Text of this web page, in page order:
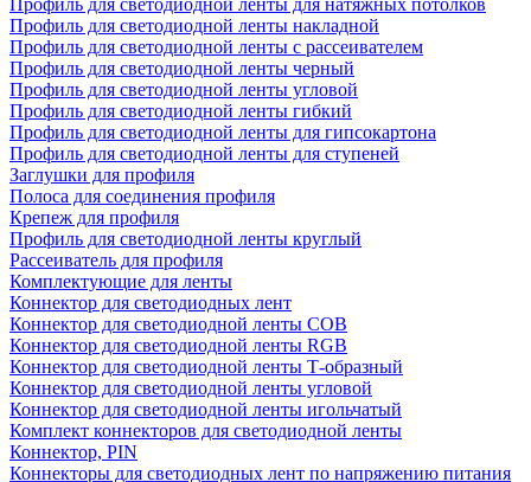
Профиль для светодиодной ленты для натяжных потолков
Профиль для светодиодной ленты накладной
Профиль для светодиодной ленты с рассеивателем
Профиль для светодиодной ленты черный
Профиль для светодиодной ленты угловой
Профиль для светодиодной ленты гибкий
Профиль для светодиодной ленты для гипсокартона
Профиль для светодиодной ленты для ступеней
Заглушки для профиля
Полоса для соединения профиля
Крепеж для профиля
Профиль для светодиодной ленты круглый
Рассеиватель для профиля
Комплектующие для ленты
Коннектор для светодиодных лент
Коннектор для светодиодной ленты COB
Коннектор для светодиодной ленты RGB
Коннектор для светодиодной ленты Т-образный
Коннектор для светодиодной ленты угловой
Коннектор для светодиодной ленты игольчатый
Комплект коннекторов для светодиодной ленты
Коннектор, PIN
Коннекторы для светодиодных лент по напряжению питания